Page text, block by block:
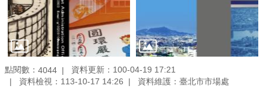
點閱數： 4044
資料更新：100-04-19 17:21
資料檢視：113-10-17 14:26
資料維護：臺北市市場處